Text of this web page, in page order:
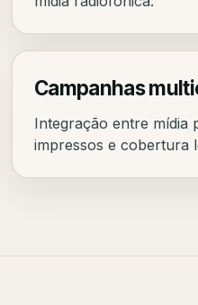
Campanhas
Integração entre mídia
impressos e cobertura